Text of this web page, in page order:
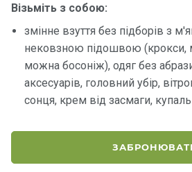
Візьміть з собою:
змінне взуття без підборів з
нековзною підошвою (крокси,
можна босоніж), одяг без
аксесуарів, головний убір,
сонця, крем від засмаги,